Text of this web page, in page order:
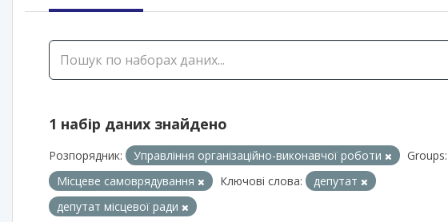
1 набір даних знайдено
Розпорядник: Управління організаційно-виконавчої роботи
Groups:
Місцеве самоврядування
Ключові слова:
депутат
депутат місцевої ради